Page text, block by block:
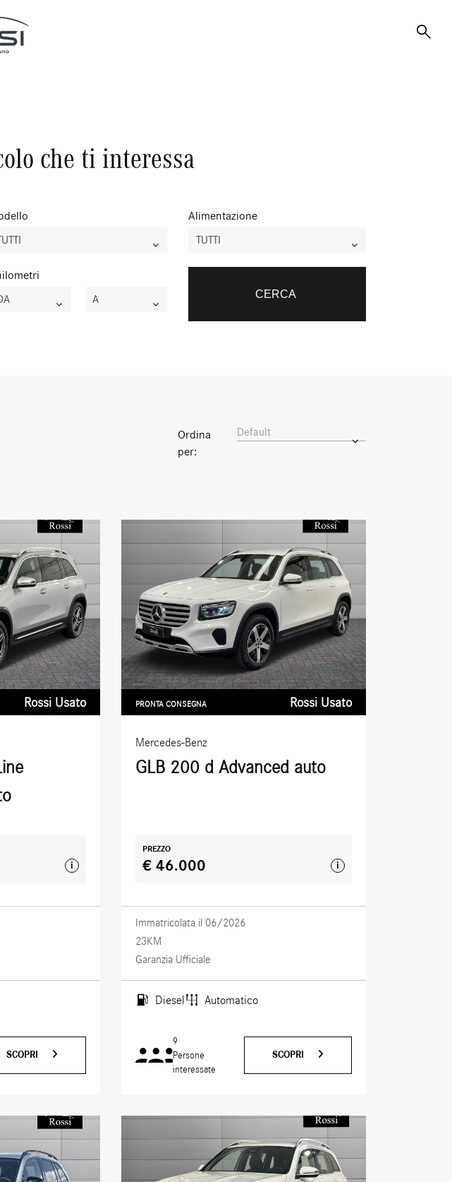
che ti interessa
Alimentazione
TUTTI
A CERCA
Ordina
per:
Default
Rossi Usato
i
SCOPRI
Mercedes-Benz
GLB 200 d Advanced auto
PRONTA CONSEGNA Rossi Usato
PREZZO
€ 46.000 i
Immatricolata il 06/2026
23KM
Garanzia Ufficiale
Diesel Automatico
9
Persone
interessate
SCOPRI